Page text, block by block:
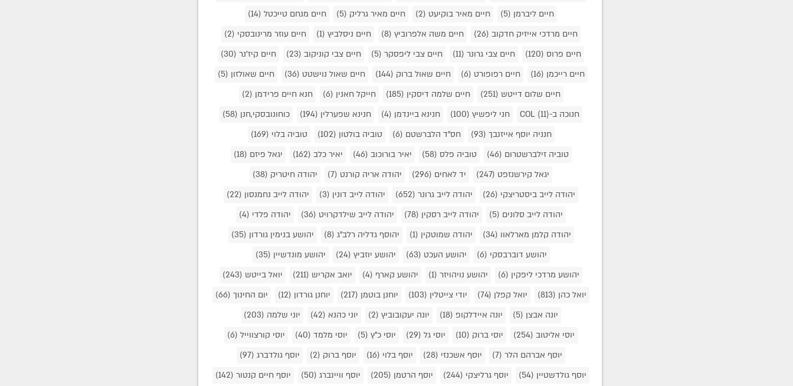
חיים ליברמן (5) חיים מאיר בוקיעט (2) חיים מאיר גרליק (5) חיים מנחם טייכטל (14)
חיים מרדכי אייזיק חדקוב (26) חיים משה אלפרוביץ (8) חיים ניסלביץ (1) חיים עוזר מרינובסקי (2)
חיים פרוס (120) חיים צבי גרונר (11) חיים צבי ליפסקר (5) חיים צבי קוניקוב (23) חיים קיז'נר (30)
חיים רייכמן (16) חיים רפופורט (6) חיים שאול ברוק (144) חיים שאול נוישטט (36) חיים שאולזון (5)
חיים שלום דייטש (251) חיים שלמה דיסקין (185) חייקל חאנין (6) חנא חיים פרידמן (2)
חנוכה ב-COL(11) חני ליפשיץ (100) חנינא ביינדמן (4) חנינא שפערלין (194) כוחונובסקי,חנן (58)
חנניה יוסף אייזנבך (93) חס"ד הלברשטם (6) טוביה בולטון (102) טוביה בלוי (169)
טוביה זילברשטרום (46) טוביה פלס (58) יאיר בורוכוב (46) יאיר כלב (162) יגאל פיזם (18)
יגאל קירשנזפט (247) יד לאחים (296) יהודה אריה קורנט (7) יהודה חיטריק (38)
יהודה לייב ביסטריצקי (26) יהודה לייב גרונר (652) יהודה לייב דונין (3) יהודה לייב נחמנסון (22)
יהודה לייב סלונים (5) יהודה לייב רסקין (78) יהודה לייב שילדקרויט (36) יהודה פלדי (4)
יהודה קלמן מארלאוו (34) יהודה שמוטקין (1) יהוסף גדליה רלב"ג (8) יהושע בנימין גורדון (35)
יהושע דוברבסקי (6) יהושע העכט (63) יהושע יוזביץ (24) יהושע מונדשיין (35)
יהושע מרדכי ליפקין (6) יהושע נויהויזר (1) יהושע קארף (4) יואב אקריש (211) יואל בייטש (243)
יואל כהן (813) יואל קפלן (74) יודי צייטלין (103) יוחנן בוטמן (217) יוחנן גורדון (12) יום החינוך (66)
יונה אבצן (5) יונה איידלקופ (18) יונה יעקובוביץ (2) יוני כהנא (42) יוני שלמה (203)
יוסי אליטוב (254) יוסי ברוק (10) יוסי גל (29) יוסי כ"ץ (5) יוסי מלמד (40) יוסי קורצווייל (6)
יוסף אברהם הלר (7) יוסף אשכנזי (28) יוסף בלוי (16) יוסף ברוק (2) יוסף גולדברג (97)
יוסף גולדשטיין (54) יוסף גרליצקי (244) יוסף הרטמן (205) יוסף וויינברג (50) יוסף חיים קנטור (142)